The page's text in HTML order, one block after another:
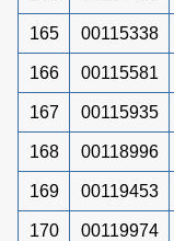
165 00115338
166 00115581
167 00115935
168 00118996
169 00119453
170 00119974